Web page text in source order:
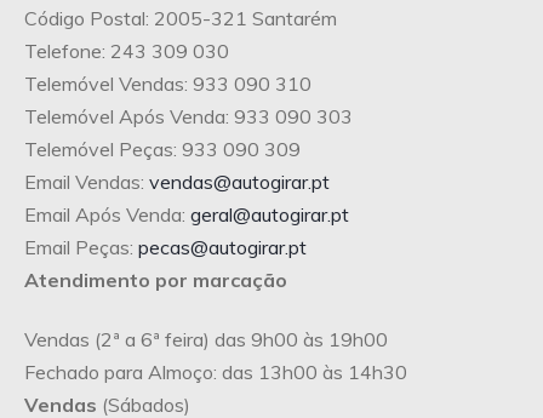
Código Postal: 2005-321 Santarém
Telefone: 243 309 030
Telemóvel Vendas: 933 090 310
Telemóvel Após Venda: 933 090 303
Telemóvel Peças: 933 090 309
Email Vendas: vendas@autogirar.pt
Email Após Venda: geral@autogirar.pt
Email Peças: pecas@autogirar.pt
Atendimento por marcação
Vendas (2ª a 6ª feira) das 9h00 às 19h00
Fechado para Almoço: das 13h00 às 14h30
Vendas (Sábados)